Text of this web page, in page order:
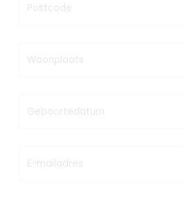
Postcode
Woonplaats
Geboortedatum
E-mailadres